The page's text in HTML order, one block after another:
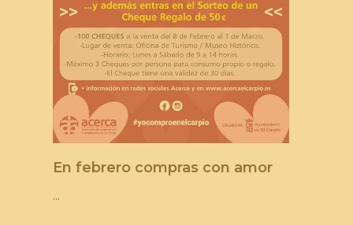
En febrero compras con amor
...